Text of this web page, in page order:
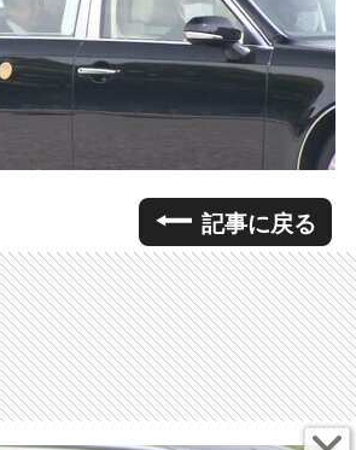
記事に戻る